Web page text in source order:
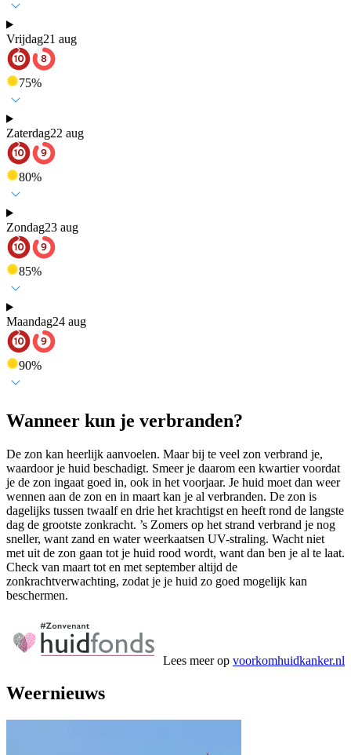
Vrijdag21 aug
75%
Zaterdag22 aug
80%
Zondag23 aug
85%
Maandag24 aug
90%
Wanneer kun je verbranden?
De zon kan heerlijk aanvoelen. Maar bij te veel zon verbrand je,
waardoor je huid beschadigt. Smeer je daarom een kwartier voordat
je de zon ingaat goed in, ook in het voorjaar. Je huid moet dan weer
wennen aan de zon en in maart kan je al verbranden. De zon is
dagelijks tussen twaalf en drie het krachtigst en heeft rond de langste
dag de grootste zonkracht. ’s Zomers op het strand verbrand je nog
sneller, want zand en water weerkaatsen UV-straling. Wacht niet
met uit de zon gaan tot je huid rood wordt, want dan ben je al te laat.
Check van maart tot en met september altijd de
zonkrachtverwachting, zodat je je huid zo goed mogelijk kan
beschermen.
Lees meer op voorkomhuidkanker.nl
Weernieuws